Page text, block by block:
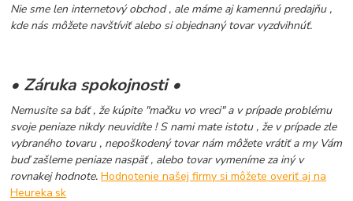
Nie sme len internetový obchod , ale máme aj kamennú predajňu ,
kde nás môžete navštíviť alebo si objednaný tovar vyzdvihnúť.
• Záruka spokojnosti •
Nemusite sa báť , že kúpite "mačku vo vreci" a v prípade problému
svoje peniaze nikdy neuvidíte ! S nami mate istotu , že v prípade zle
vybraného tovaru , nepoškodený tovar nám môžete vrátiť a my Vám
buď zašleme peniaze naspäť , alebo tovar vymeníme za iný v
rovnakej hodnote.Hodnotenie našej firmy si môžete overiť aj na
Heureka.sk